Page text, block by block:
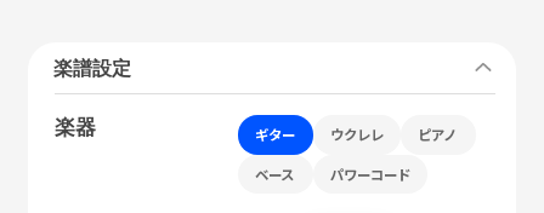
楽譜設定
楽器 ギター ウクレレ ピアノ
ベース パワーコード